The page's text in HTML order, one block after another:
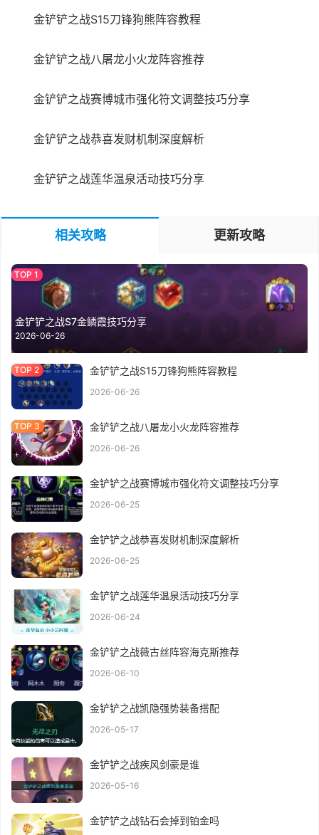
金铲铲之战S15刀锋狗熊阵容教程
金铲铲之战八屠龙小火龙阵容推荐
金铲铲之战赛博城市强化符文调整技巧分享
金铲铲之战恭喜发财机制深度解析
金铲铲之战莲华温泉活动技巧分享
相关攻略 更新攻略
金铲铲之战S7金鳞霞技巧分享
2026-06-26
金铲铲之战S15刀锋狗熊阵容教程
2026-06-26
金铲铲之战八屠龙小火龙阵容推荐
2026-06-26
金铲铲之战赛博城市强化符文调整技巧分享
2026-06-25
金铲铲之战恭喜发财机制深度解析
2026-06-25
金铲铲之战莲华温泉活动技巧分享
2026-06-24
金铲铲之战薇古丝阵容海克斯推荐
2026-06-10
金铲铲之战凯隐强势装备搭配
2026-05-17
金铲铲之战疾风剑豪是谁
2026-05-16
金铲铲之战钻石会掉到铂金吗